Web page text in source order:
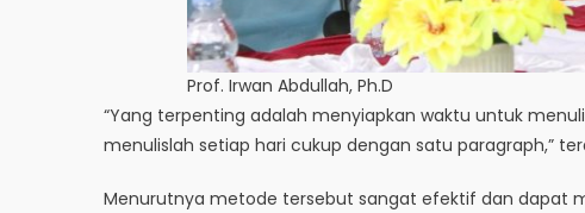
Prof. Irwan Abdullah, Ph.D
“Yang terpenting adalah menyiapkan waktu untuk
menulislah setiap hari cukup dengan satu paragraph,”
Menurutnya metode tersebut sangat efektif dan dapat